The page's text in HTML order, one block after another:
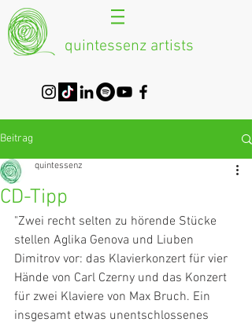
quintessenz artists
Beitrag
CD-Tipp
quintessenz
"Zwei recht selten zu hörende Stücke
stellen Aglika Genova und Liuben
Dimitrov vor: das Klavierkonzert für vier
Hände von Carl Czerny und das Konzert
für zwei Klaviere von Max Bruch. Ein
insgesamt etwas unentschlossenes